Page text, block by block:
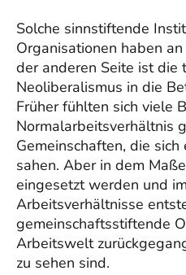
Solche sinnstiftende
Organisationen haben
der anderen Seite ist die
Neoliberalismus in die
Früher fühlten sich viele
Normalarbeitsverhältnis
Gemeinschaften, die
sahen. Aber in dem
eingesetzt werden und
Arbeitsverhältnisse
gemeinschaftsstiftende
Arbeitswelt
zu sehen sind.